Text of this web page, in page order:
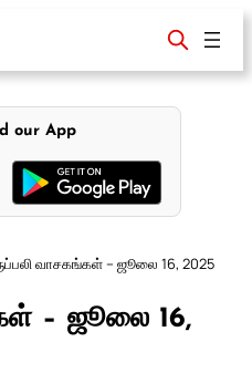
our App
வாசகங்கள் – ஜூலை 16, 2025
– ஜூலை 16,